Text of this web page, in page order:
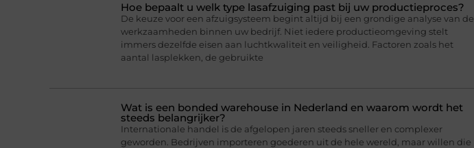
Hoe bepaalt u welk type lasafzuiging past bij uw productieproces?
De keuze voor een afzuigsysteem begint altijd bij een grondige analyse van de
werkzaamheden binnen uw bedrijf. Niet iedere productieomgeving stelt
immers dezelfde eisen aan luchtkwaliteit en veiligheid. Factoren zoals het
aantal lasplekken, de gebruikte
Wat is een bonded warehouse in Nederland en waarom wordt het
steeds belangrijker?
Internationale handel is de afgelopen jaren steeds sneller en complexer
geworden. Bedrijven importeren goederen uit de hele wereld, maar willen die